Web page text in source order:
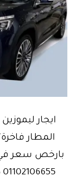
ايجار
المطار
بارخص سعر في